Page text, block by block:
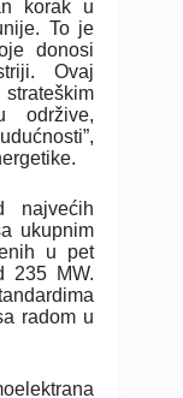
korak u
To je
donosi
Ovaj
održive,
najvećih
ukupnim
u pet
235 MW.
radom u